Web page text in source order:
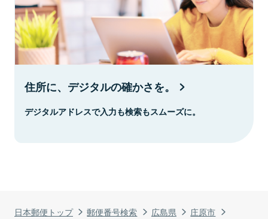
日本郵便トップ 郵便番号検索 広島県
庄原市
住所に、デジタルの確かさを。
デジタルアドレスで入力も検索もスムーズに。